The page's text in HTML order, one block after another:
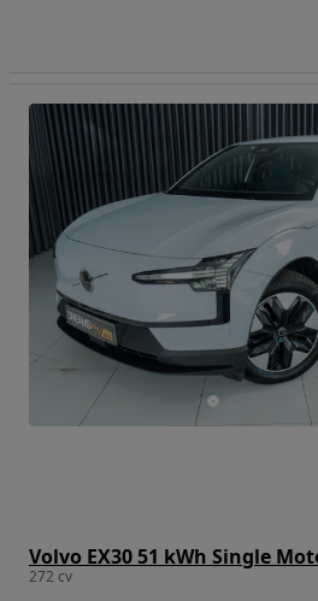
Volvo EX30 51 kWh Single
272 cv